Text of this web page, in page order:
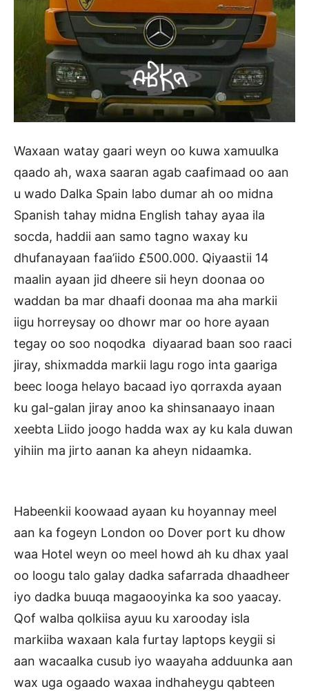
Waxaan watay gaari weyn oo kuwa xamuulka
qaado ah, waxa saaran agab caafimaad oo aan
u wado Dalka Spain labo dumar ah oo midna
Spanish tahay midna English tahay ayaa ila
socda, haddii aan samo tagno waxay ku
dhufanayaan faa’iido £500.000. Qiyaastii 14
maalin ayaan jid dheere sii heyn doonaa oo
waddan ba mar dhaafi doonaa ma aha markii
iigu horreysay oo dhowr mar oo hore ayaan
tegay oo soo noqodka diyaarad baan soo raaci
jiray, shixmadda markii lagu rogo inta gaariga
beec looga helayo bacaad iyo qorraxda ayaan
ku gal-galan jiray anoo ka shinsanaayo inaan
xeebta Liido joogo hadda wax ay ku kala duwan
yihiin ma jirto aanan ka aheyn nidaamka.
Habeenkii koowaad ayaan ku hoyannay meel
aan ka fogeyn London oo Dover port ku dhow
waa Hotel weyn oo meel howd ah ku dhax yaal
oo loogu talo galay dadka safarrada dhaadheer
iyo dadka buuqa magaooyinka ka soo yaacay.
Qof walba qolkiisa ayuu ku xarooday isla
markiiba waxaan kala furtay laptops keygii si
aan wacaalka cusub iyo waayaha adduunka aan
wax uga ogaado waxaa indhaheygu qabteen